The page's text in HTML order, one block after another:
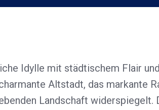
Idylle mit städtischem Flair
Altstadt, das markante
Landschaft widerspiegelt.